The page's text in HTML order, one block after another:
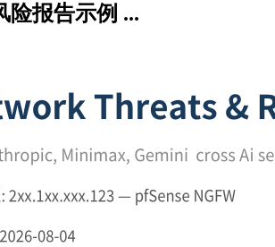
险报告示例 ...